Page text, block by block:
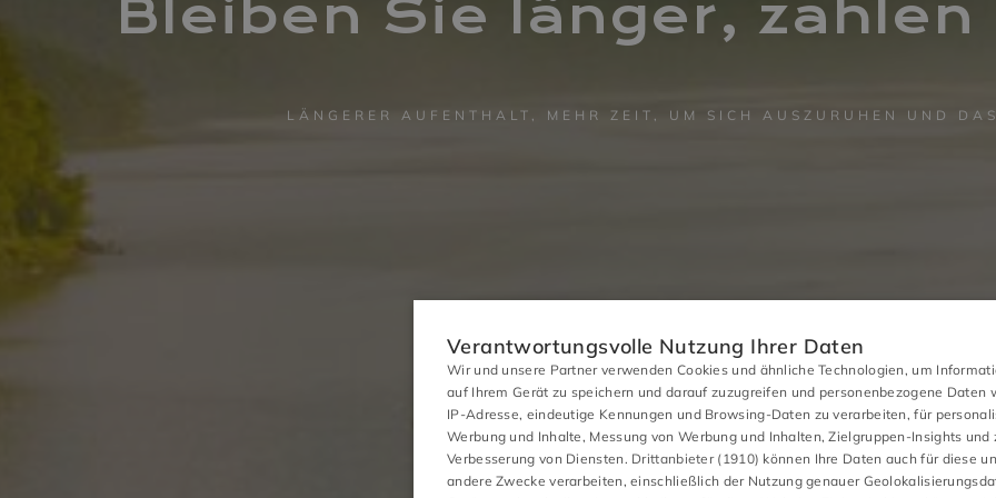
Bleiben Sie länger, zahlen
LÄNGERER AUFENTHALT, MEHR ZEIT, UM SICH AUSZURUHEN UND
Verantwortungsvolle Nutzung Ihrer Daten
Wir und unsere Partner verwenden Cookies und ähnliche Technologien, um
auf Ihrem Gerät zu speichern und darauf zuzugreifen und personenbezogene Daten
IP-Adresse, eindeutige Kennungen und Browsing-Daten zu verarbeiten, für
Werbung und Inhalte, Messung von Werbung und Inhalten, Zielgruppen-Insights und
Verbesserung von Diensten. Drittanbieter (1910) können Ihre Daten auch für diese
andere Zwecke verarbeiten, einschließlich der Nutzung genauer